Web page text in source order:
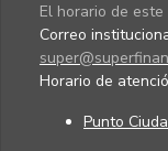
El horario de este
Correo
Horario de
Punto